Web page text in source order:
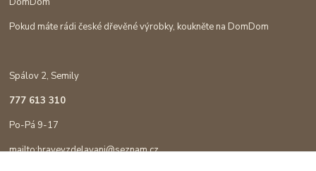
Pokud máte rádi české dřevěné výrobky, koukněte na DomDom
Spálov 2, Semily
777 613 310
Po-Pá 9-17
mailto:hravevzdelavani@seznam.cz